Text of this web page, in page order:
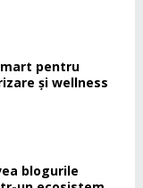
pentru
și wellness
blogurile